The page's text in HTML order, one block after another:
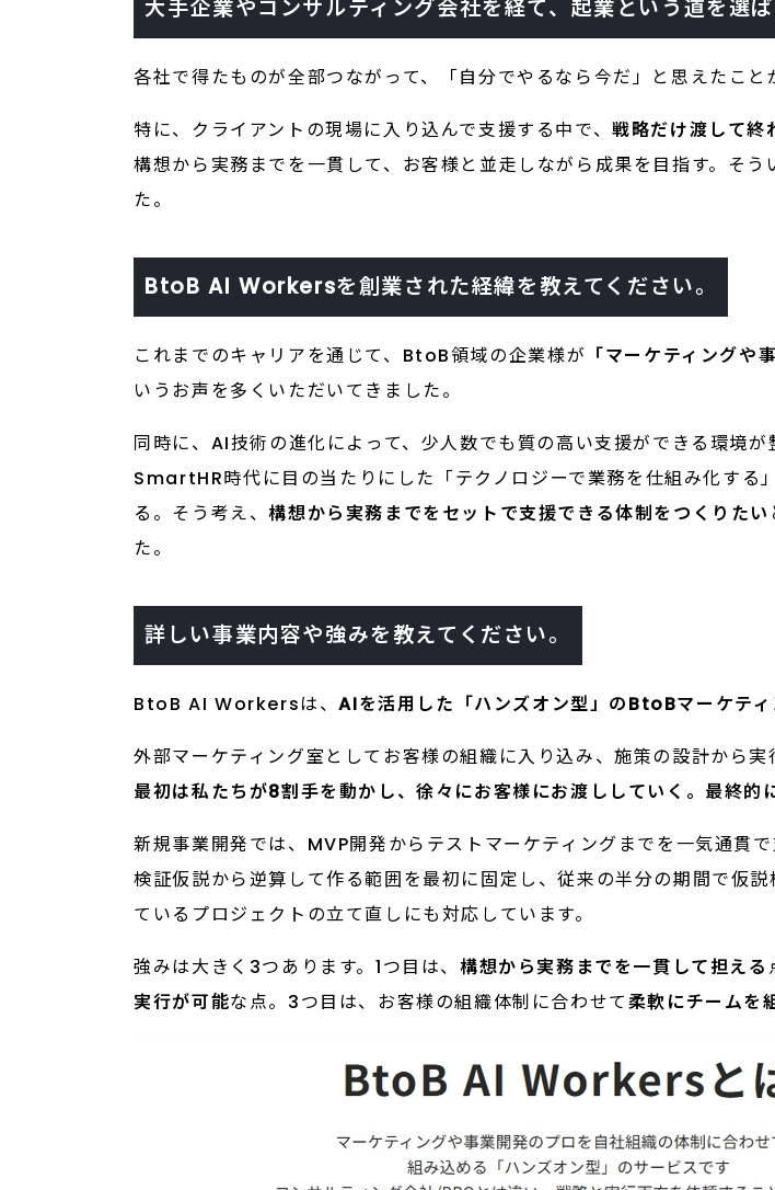
大手企業やコンサルティング会社を経て、起業という道を選
各社で得たものが全部つながって、「自分でやるなら今だ」と思えたこと
特に、クライアントの現場に入り込んで支援する中で、戦略だけ渡して終
構想から実務までを一貫して、お客様と並走しながら成果を目指す。そ
た。
BtoB AI Workersを創業された経緯を教えてください。
これまでのキャリアを通じて、BtoB領域の企業様が 「マーケティングや
いうお声を多くいただいてきました。
同時に、AI技術の進化によって、少人数でも質の高い支援ができる環境が
SmartHR時代に目の当たりにした「テクノロジーで業務を仕組み化する
る。そう考え、構想から実務までをセットで支援できる体制をつくりたい
た。
詳しい事業内容や強みを教えてください。
BtoB AI Workersは、AIを活用した「ハンズオン型」のBtoBマーケテ
外部マーケティング室としてお客様の組織に入り込み、施策の設計から
最初は私たちが8割手を動かし、徐々にお客様にお渡ししていく。最終
新規事業開発では、MVP開発からテストマーケティングまでを一気通貫で
検証仮説から逆算して作る範囲を最初に固定し、従来の半分の期間で仮
ているプロジェクトの立て直しにも対応しています。
強みは大きく3つあります。1つ目は、構想から実務までを一貫して担える
実行が可能な点。3つ目は、お客様の組織体制に合わせて柔軟にチームを